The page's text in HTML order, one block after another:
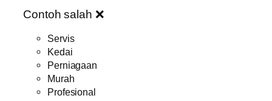
Contoh salah ❌
Servis
Kedai
Perniagaan
Murah
Profesional